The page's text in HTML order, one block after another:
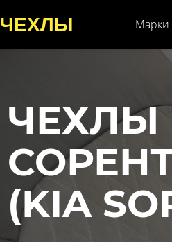
ЧЕХЛЫ Марки
ЧЕХЛЫ
(KIA